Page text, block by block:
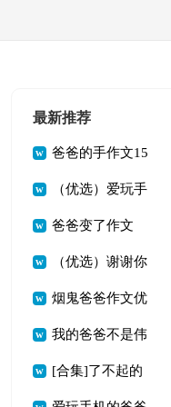
最新推荐
爸爸的手作文15
篇【合集】
（优选）爱玩手
机的爸爸作文
爸爸变了作文
（锦集15篇）
（优选）谢谢你
爸爸作文
烟鬼爸爸作文优
选[13篇]
我的爸爸不是伟
人作文锦集【15
[合集]了不起的